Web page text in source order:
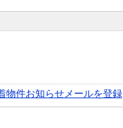
物件お知らせメールを登録